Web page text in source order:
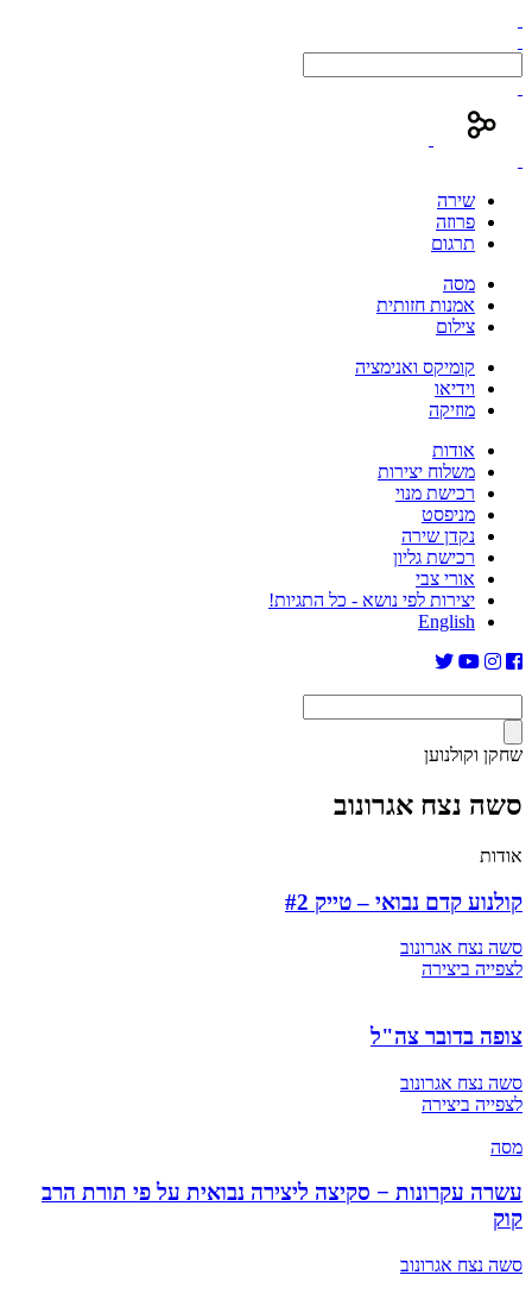
שירה
פרוזה
תרגום
מסה
אמנות חזותית
צילום
קומיקס ואנימציה
וידיאו
מוזיקה
אודות
משלוח יצירות
רכישת מנוי
מניפסט
נקדן שירה
רכישת גליון
אורי צבי
יצירות לפי נושא - כל התגיות!
English
שחקן וקולנוען
סשה נצח אגרונוב
אודות
קולנוע קדם נבואי – טייק #2
סשה נצח אגרונוב
לצפייה ביצירה
צופה בדובר צה"ל
סשה נצח אגרונוב
לצפייה ביצירה
מסה
עשרה עקרונות − סקיצה ליצירה נבואית על פי תורת הרב
קוק
סשה נצח אגרונוב